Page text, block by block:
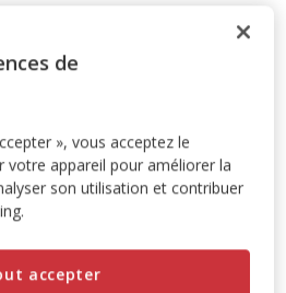
de
», vous acceptez le
votre appareil pour améliorer la
son utilisation et contribuer
accepter